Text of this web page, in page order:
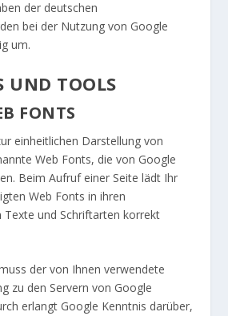
der deutschen
bei der Nutzung von Google
um.
UND TOOLS
FONTS
einheitlichen Darstellung von
Web Fonts, die von Google
Beim Aufruf einer Seite lädt Ihr
Web Fonts in ihren
Texte und Schriftarten korrekt
der von Ihnen verwendete
zu den Servern von Google
erlangt Google Kenntnis darüber,